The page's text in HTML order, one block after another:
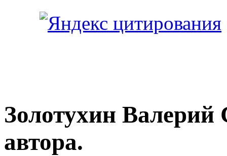
Золотухин Валерий
автора.